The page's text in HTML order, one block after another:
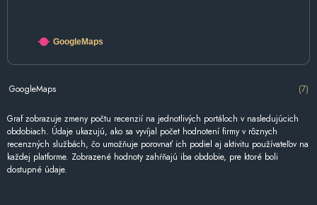
GoogleMaps
GoogleMaps (7)
Graf zobrazuje zmeny počtu recenzií na jednotlivých portáloch v nasledujúcich
obdobiach. Údaje ukazujú, ako sa vyvíjal počet hodnotení firmy v rôznych
recenzných službách, čo umožňuje porovnať ich podiel aj aktivitu používateľov na
každej platforme. Zobrazené hodnoty zahŕňajú iba obdobie, pre ktoré boli
dostupné údaje.